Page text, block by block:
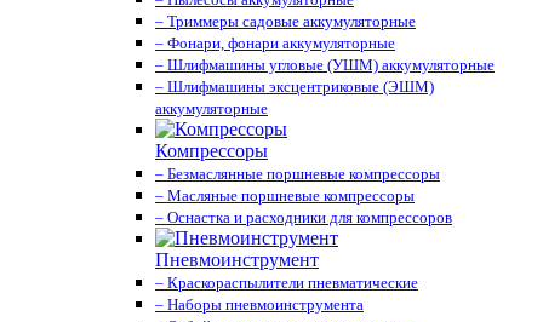
– Триммеры садовые аккумуляторные
– Фонари, фонари аккумуляторные
– Шлифмашины угловые (УШМ) аккумуляторные
– Шлифмашины эксцентриковые (ЭШМ)
аккумуляторные
Компрессоры
– Безмаслянные поршневые компрессоры
– Масляные поршневые компрессоры
– Оснастка и расходники для компрессоров
Пневмоинструмент
– Краскораспылители пневматические
– Наборы пневмоинструмента